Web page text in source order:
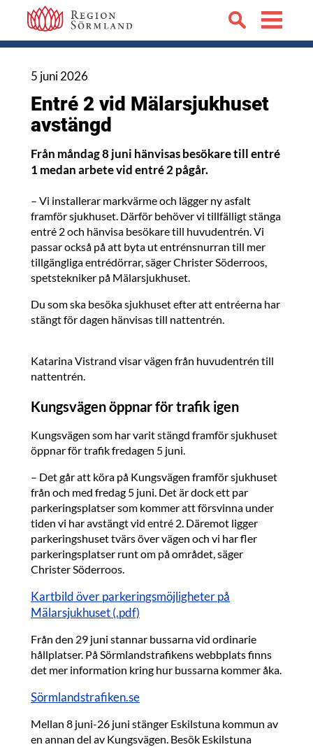
5 juni 2026
Entré 2 vid Mälarsjukhuset
avstängd
Från måndag 8 juni hänvisas besökare till entré
1 medan arbete vid entré 2 pågår.
– Vi installerar markvärme och lägger ny asfalt
framför sjukhuset. Därför behöver vi tillfälligt stänga
entré 2 och hänvisa besökare till huvudentrén. Vi
passar också på att byta ut entrénsnurran till mer
tillgängliga entrédörrar, säger Christer Söderroos,
spetstekniker på Mälarsjukhuset.
Du som ska besöka sjukhuset efter att entréerna har
stängt för dagen hänvisas till nattentrén.
Katarina Vistrand visar vägen från huvudentrén till
nattentrén.
Kungsvägen öppnar för trafik igen
Kungsvägen som har varit stängd framför sjukhuset
öppnar för trafik fredagen 5 juni.
– Det går att köra på Kungsvägen framför sjukhuset
från och med fredag 5 juni. Det är dock ett par
parkeringsplatser som kommer att försvinna under
tiden vi har avstängt vid entré 2. Däremot ligger
parkeringshuset tvärs över vägen och vi har fler
parkeringsplatser runt om på området, säger
Christer Söderroos.
Kartbild över parkeringsmöjligheter på
Mälarsjukhuset (.pdf)
Från den 29 juni stannar bussarna vid ordinarie
hållplatser. På Sörmlandstrafikens webbplats finns
det mer information kring hur bussarna kommer åka.
Sörmlandstrafiken.se
Mellan 8 juni-26 juni stänger Eskilstuna kommun av
en annan del av Kungsvägen. Besök Eskilstuna